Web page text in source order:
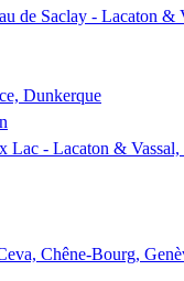
de Saclay - Lacaton &
Dunkerque
Lac - Lacaton &
Chêne-Bourg,